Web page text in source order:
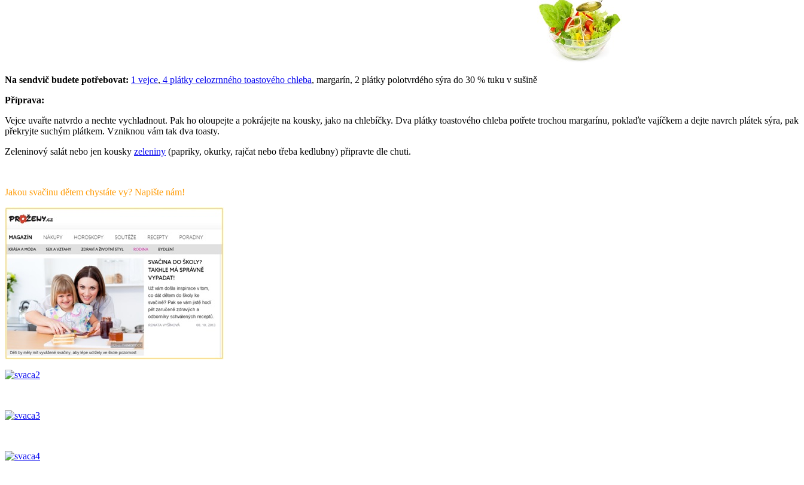
Na sendvič budete potřebovat: 1 vejce, 4 plátky celozrnného toastového chleba, margarín, 2 plátky polotvrdého sýra do 30 % tuku v sušině
Příprava:
Vejce uvařte natvrdo a nechte vychladnout. Pak ho oloupejte a pokrájejte na kousky, jako na chlebíčky. Dva plátky toastového chleba potřete trochou margarínu, poklaďte vajíčkem a dejte navrch plátek sýra, pak
překryjte suchým plátkem. Vzniknou vám tak dva toasty.
Zeleninový salát nebo jen kousky zeleniny (papriky, okurky, rajčat nebo třeba kedlubny) připravte dle chuti.
Jakou svačinu dětem chystáte vy? Napište nám!